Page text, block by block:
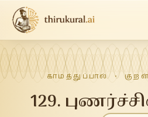
காமத்துப்பால்·
129.